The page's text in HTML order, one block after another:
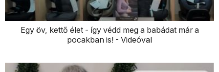
Egy öv, kettő élet - így védd meg a babádat már a
pocakban is! - Videóval